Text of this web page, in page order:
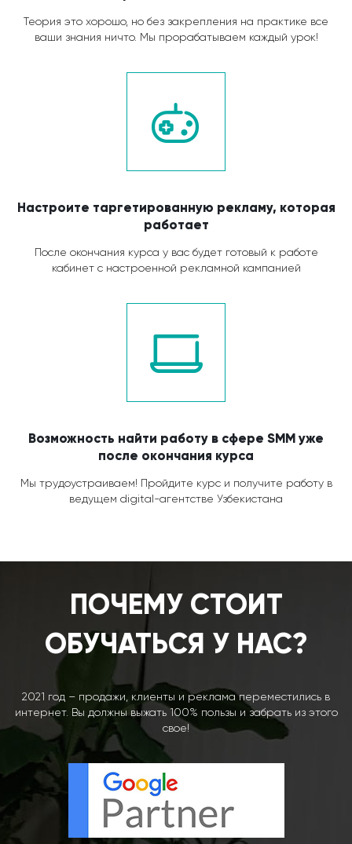
Теория это хорошо, но без закрепления на практике все
ваши знания ничто. Мы прорабатываем каждый урок!
Настроите таргетированную рекламу, которая
работает
После окончания курса у вас будет готовый к работе
кабинет с настроенной рекламной кампанией
Возможность найти работу в сфере SMM уже
после окончания курса
Мы трудоустраиваем! Пройдите курс и получите работу в
ведущем digital-агентстве Узбекистана
ПОЧЕМУ СТОИТ
ОБУЧАТЬСЯ У НАС?
2021 год – продажи, клиенты и реклама переместились в
интернет. Вы должны выжать 100% пользы и забрать из этого
свое!